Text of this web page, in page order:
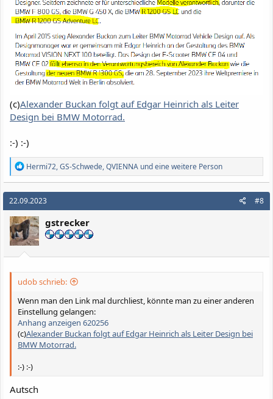
(c)Alexander Buckan folgt auf Edgar Heinrich als Leiter
Design bei BMW Motorrad.
:-) :-)
R
e
a
k
t
i
o
n
e
n
Hermi72,GS-Schwede,QVIENNA und eine weitere Person
22.09.2023 #8
gstrecker
udob schrieb:
Wenn man den Link mal durchliest, könnte man zu einer anderen
Einstellung gelangen:
Anhang anzeigen 620256
(c)Alexander Buckan folgt auf Edgar Heinrich als Leiter Design bei
BMW Motorrad.
:-) :-)
Autsch